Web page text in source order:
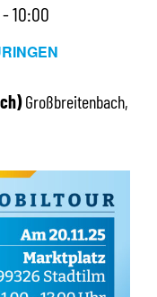
-10:00
Großbreitenbach,